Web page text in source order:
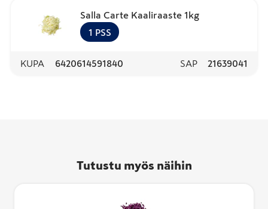
Salla Carte Kaaliraaste 1kg
1 PSS
KUPA 6420614591840 SAP 21639041
Tutustu myös näihin